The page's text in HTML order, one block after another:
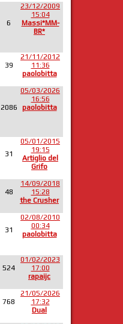
6
23/12/2009
15:04
Massi*MM-
BR*
39
21/11/2012
11:36
paolobitta
2086
05/03/2026
16:56
paolobitta
31
05/01/2015
19:15
Artiglio del
Grifo
48
14/09/2018
15:28
the Crusher
31
02/08/2010
00:34
paolobitta
524
01/02/2023
17:00
rapaijc
768
21/05/2026
17:32
Dual